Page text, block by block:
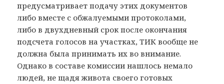
предусматривает подачу этих документов
либо вместе с обжалуемыми протоколами,
либо в двухдневный срок после окончания
подсчета голосов на участках, ТИК вообще не
должна была принимать их во внимание.
Однако в составе комиссии нашлось немало
людей, не щадя живота своего готовых